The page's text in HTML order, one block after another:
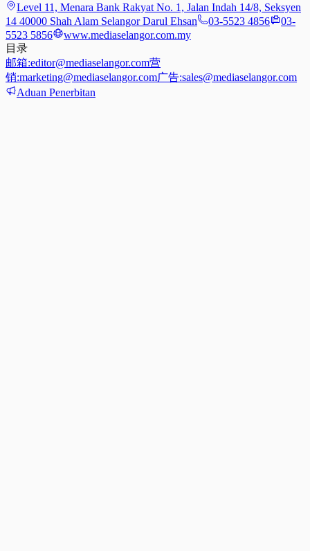
Level 11, Menara Bank Rakyat No. 1, Jalan Indah 14/8, Seksyen
14 40000 Shah Alam Selangor Darul Ehsan
03-5523 4856
03-
5523 5856
www.mediaselangor.com.my
目录
邮箱:editor@mediaselangor.com营
销:marketing@mediaselangor.com广告:sales@mediaselangor.com
Aduan Penerbitan